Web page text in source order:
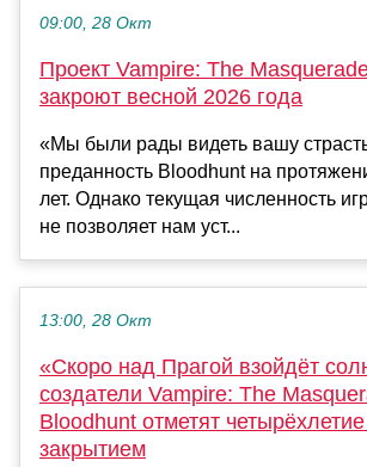
09:00, 28 Окт
Проект Vampire: The
закроют весной 2026 года
«Мы были рады видеть вашу
преданность Bloodhunt на
лет. Однако текущая численность
не позволяет нам уст...
13:00, 28 Окт
«Скоро над Прагой взойдёт
создатели Vampire: The
Bloodhunt отметят
закрытием